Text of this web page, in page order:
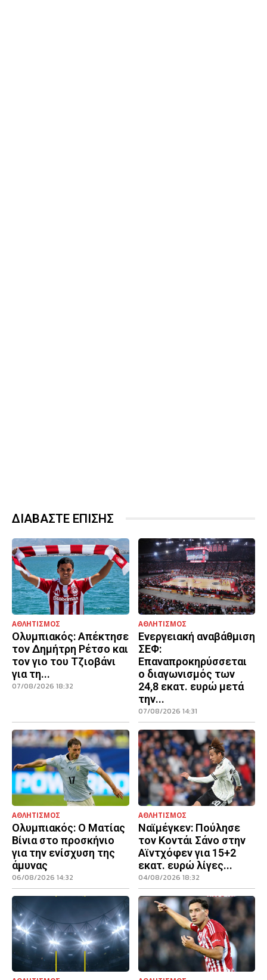
ΔΙΑΒΑΣΤΕ ΕΠΙΣΗΣ
ΑΘΛΗΤΙΣΜΟΣ
Ολυμπιακός: Απέκτησε
τον Δημήτρη Ρέτσο και
τον γιο του Τζιοβάνι
για τη...
07/08/2026 18:32
ΑΘΛΗΤΙΣΜΟΣ
Ενεργειακή αναβάθμιση
ΣΕΦ:
Επαναπροκηρύσσεται
ο διαγωνισμός των
24,8 εκατ. ευρώ μετά
την...
07/08/2026 14:31
ΑΘΛΗΤΙΣΜΟΣ
Ολυμπιακός: Ο Ματίας
Βίνια στο προσκήνιο
για την ενίσχυση της
άμυνας
06/08/2026 14:32
ΑΘΛΗΤΙΣΜΟΣ
Ναϊμέγκεν: Πούλησε
τον Κοντάι Σάνο στην
Αϊντχόφεν για 15+2
εκατ. ευρώ λίγες...
04/08/2026 18:32